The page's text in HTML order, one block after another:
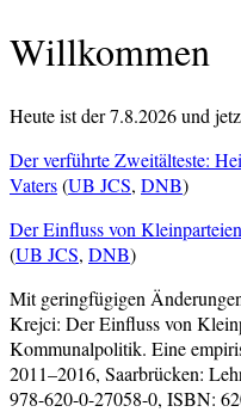
Willkommen
Heute ist der 7.8.2026 und
Der verführte Zweitälteste:
Vaters(UB JCS, DNB)
Der Einfluss von
(UB JCS, DNB)
Mit geringfügigen
Krejci: Der Einfluss von
Kommunalpolitik. Eine
2011–2016, Saarbrücken:
978-620-0-27058-0, ISBN: